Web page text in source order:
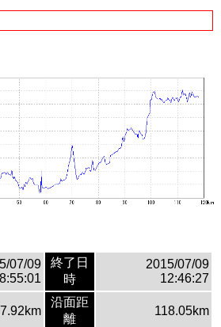
07/09
終了日
時
2015/07/09
12:46:27
沿面距
離
118.05km